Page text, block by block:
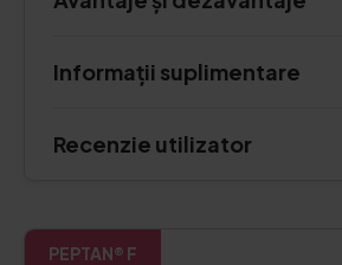
Informații suplimentare
Recenzie utilizator
PEPTAN® F